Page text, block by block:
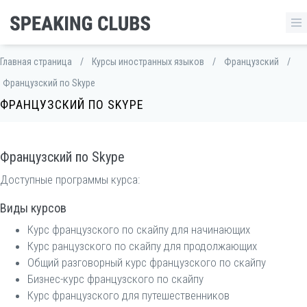
Главная страница / Курсы иностранных языков / Французский
/
Французский по Skype
ФРАНЦУЗСКИЙ ПО SKYPE
Французский по Skype
Доступные программы курса:
Виды курсов
Курс французского по скайпу для начинающих
Курс ранцузского по скайпу для продолжающих
Общий разговорный курс французского по скайпу
Бизнес-курс французского по скайпу
Курс французского для путешественников